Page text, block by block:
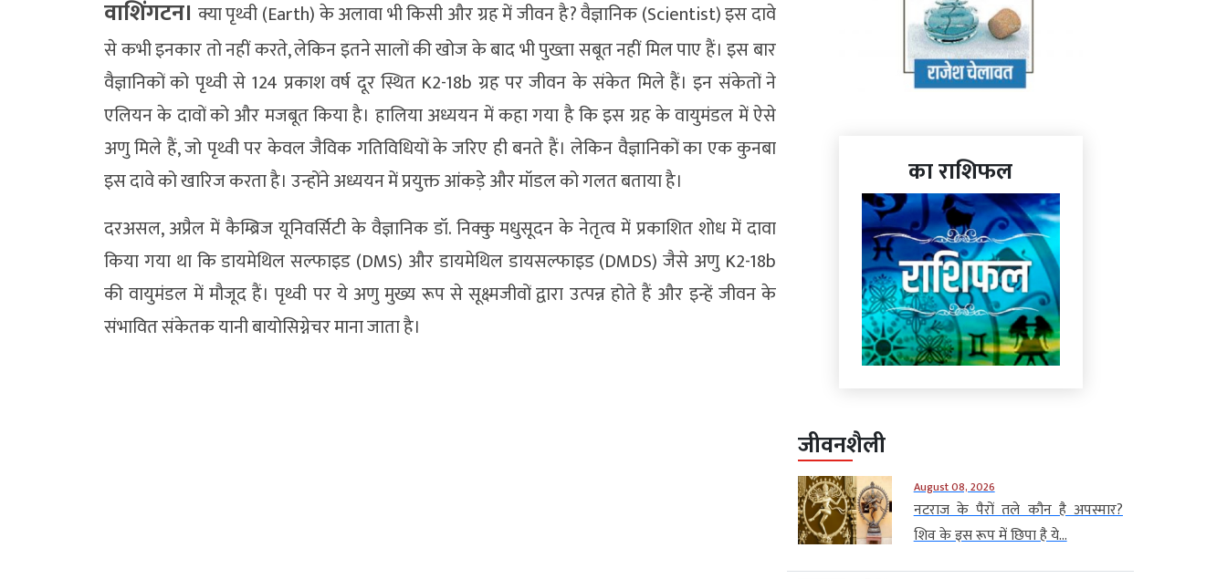
वाशिंगटन। क्या पृथ्वी (Earth) के अलावा भी किसी और ग्रह में जीवन है? वैज्ञानिक (Scientist) इस दावे
से कभी इनकार तो नहीं करते, लेकिन इतने सालों की खोज के बाद भी पुख्ता सबूत नहीं मिल पाए हैं। इस बार
वैज्ञानिकों को पृथ्वी से 124 प्रकाश वर्ष दूर स्थित K2-18b ग्रह पर जीवन के संकेत मिले हैं। इन संकेतों ने
एलियन के दावों को और मजबूत किया है। हालिया अध्ययन में कहा गया है कि इस ग्रह के वायुमंडल में ऐसे
अणु मिले हैं, जो पृथ्वी पर केवल जैविक गतिविधियों के जरिए ही बनते हैं। लेकिन वैज्ञानिकों का एक कुनबा
इस दावे को खारिज करता है। उन्होंने अध्ययन में प्रयुक्त आंकड़े और मॉडल को गलत बताया है।
दरअसल, अप्रैल में कैम्ब्रिज यूनिवर्सिटी के वैज्ञानिक डॉ. निक्कु मधुसूदन के नेतृत्व में प्रकाशित शोध में दावा
किया गया था कि डायमेथिल सल्फाइड (DMS) और डायमेथिल डायसल्फाइड (DMDS) जैसे अणु K2-18b
की वायुमंडल में मौजूद हैं। पृथ्वी पर ये अणु मुख्य रूप से सूक्ष्मजीवों द्वारा उत्पन्न होते हैं और इन्हें जीवन के
संभावित संकेतक यानी बायोसिग्नेचर माना जाता है।
का राशिफल
जीवनशैली
August 08, 2026
नटराज के पैरों तले कौन है अपस्मार?
शिव के इस रूप में छिपा है ये...